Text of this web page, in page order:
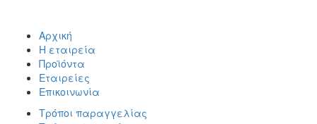
Αρχική
Η εταιρεία
Προϊόντα
Εταιρείες
Επικοινωνία
Τρόποι παραγγελίας